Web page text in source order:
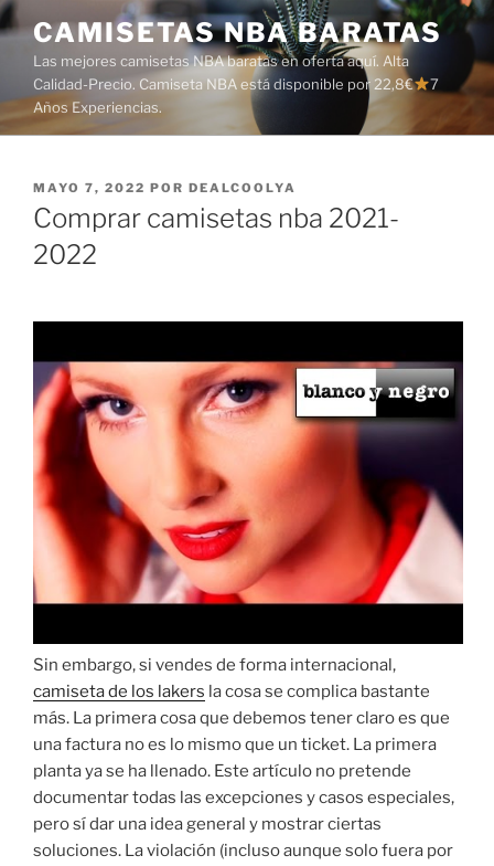
Saltar
al
contenido
CAMISETAS NBA BARATAS
Las mejores camisetas NBA baratas en oferta aquí. Alta
Calidad-Precio. Camiseta NBA está disponible por 22,8€
7
Años Experiencias.
PUBLICADO
EL
MAYO 7, 2022 POR DEALCOOLYA
Comprar camisetas nba 2021-
2022
Sin embargo, si vendes de forma internacional,
camiseta de los lakers la cosa se complica bastante
más. La primera cosa que debemos tener claro es que
una factura no es lo mismo que un ticket. La primera
planta ya se ha llenado. Este artículo no pretende
documentar todas las excepciones y casos especiales,
pero sí dar una idea general y mostrar ciertas
soluciones. La violación (incluso aunque solo fuera por